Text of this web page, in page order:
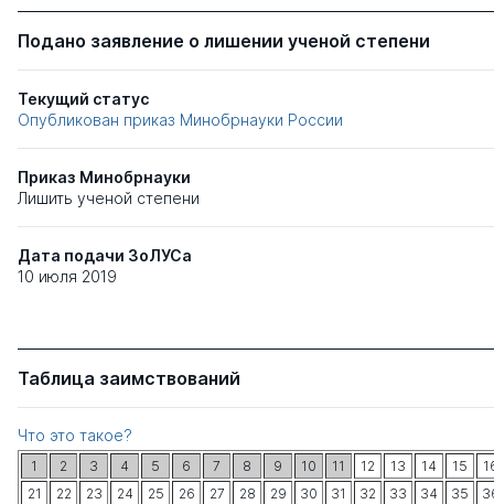
Подано заявление о лишении ученой степени
Текущий статус
Опубликован приказ Минобрнауки России
Приказ Минобрнауки
Лишить ученой степени
Дата подачи ЗоЛУСа
10 июля 2019
Таблица заимствований
Что это такое?
1 2 3 4 5 6 7 8 9 10 11 12 13 14 15
21
22 23 24 25 26 27 28 29 30 31 32 33 34 35